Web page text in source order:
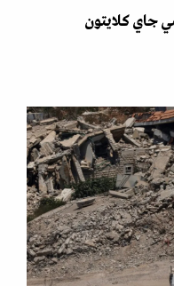
جاي كلايتون